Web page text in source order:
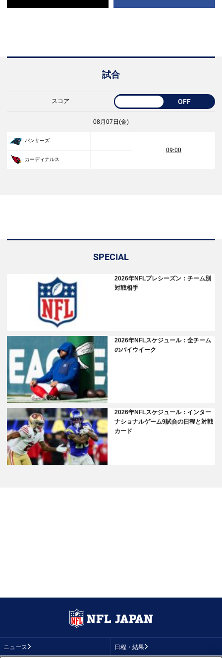
試合
スコア OFF
08月07日(金)
パンサーズ
09:00
カーディナルス
SPECIAL
2026年NFLプレシーズン：チーム別
対戦相手
2026年NFLスケジュール：全チーム
のバイウイーク
2026年NFLスケジュール：インター
ナショナルゲーム9試合の日程と対戦
カード
ニュース 日程・結果